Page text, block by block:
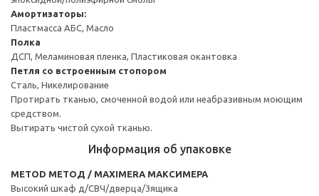
Амортизаторы:
Пластмасса АБС, Масло
Полка
ДСП, Меламиновая пленка, Пластиковая окантовка
Петля со встроенным стопором
Сталь, Никелирование
Протирать тканью, смоченной водой или неабразивным моющим
средством.
Вытирать чистой сухой тканью.
Информация об упаковке
METOD МЕТОД / MAXIMERA МАКСИМЕРА
Высокий шкаф д/СВЧ/дверца/3ящика